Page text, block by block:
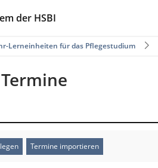
der HSBI
Lerneinheiten für das Pflegestudium
Termine importieren